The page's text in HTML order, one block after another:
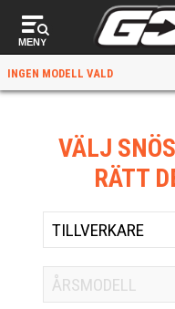
MENY
INGEN MODELL VALD
VÄLJ
RÄTT